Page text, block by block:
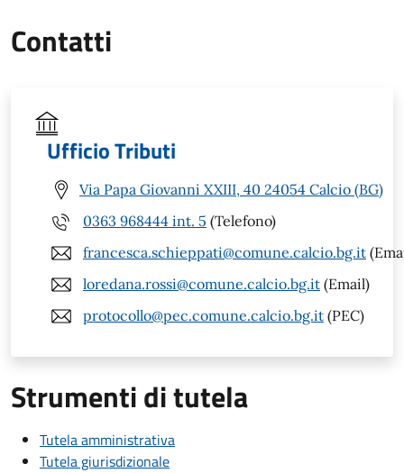
Contatti
Ufficio Tributi
Via Papa Giovanni XXIII, 40 24054 Calcio (BG)
0363 968444 int. 5 (Telefono)
francesca.schieppati@comune.calcio.bg.it
loredana.rossi@comune.calcio.bg.it (Email)
protocollo@pec.comune.calcio.bg.it (PEC)
Strumenti di tutela
Tutela amministrativa
Tutela giurisdizionale